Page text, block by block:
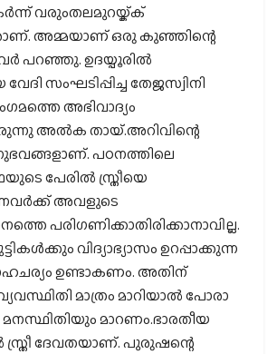
വരുംതലമുറയ്ക്ക്
അമ്മയാണ് ഒരു കുഞ്ഞിന്റെ
പറഞ്ഞു. ഉദയ്പൂരില്‍
സംഘടിപ്പിച്ച തേജസ്വിനി
അഭിവാദ്യം
അല്‍ക തായ്.അറിവിന്റെ
പഠനത്തിലെ
പേരില്‍ സ്ത്രീയെ
അവളുടെ
പരിഗണിക്കാതിരിക്കാനാവില്ല.
വിദ്യാഭ്യാസം ഉറപ്പാക്കുന്ന
ഉണ്ടാകണം. അതിന്
മാത്രം മാറിയാല്‍ പോരാ
മാറണം.ഭാരതീയ
ദേവതയാണ്. പുരുഷന്റെ